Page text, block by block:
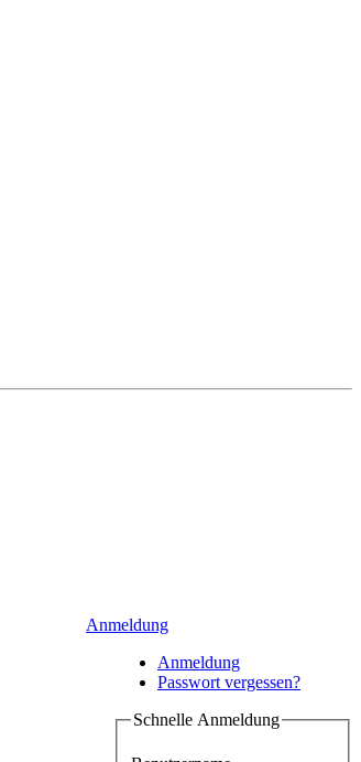
Anmeldung
Anmeldung
Passwort vergessen?
Schnelle Anmeldung